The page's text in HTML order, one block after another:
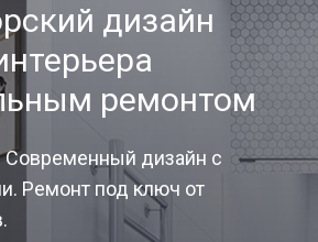
дизайн
ремонтом
Современный дизайн с
Ремонт под ключ от